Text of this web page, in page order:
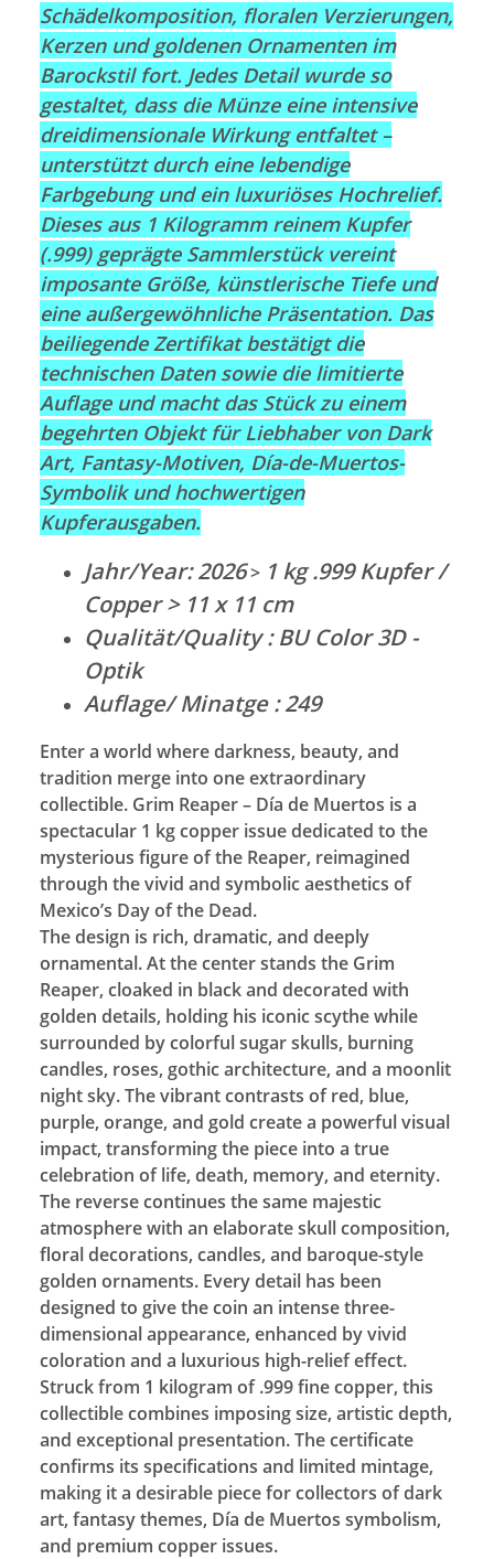
Schädelkomposition, floralen Verzierungen,
Kerzen und goldenen Ornamenten im
Barockstil fort. Jedes Detail wurde so
gestaltet, dass die Münze eine intensive
dreidimensionale Wirkung entfaltet –
unterstützt durch eine lebendige
Farbgebung und ein luxuriöses Hochrelief.
Dieses aus 1 Kilogramm reinem Kupfer
(.999) geprägte Sammlerstück vereint
imposante Größe, künstlerische Tiefe und
eine außergewöhnliche Präsentation. Das
beiliegende Zertifikat bestätigt die
technischen Daten sowie die limitierte
Auflage und macht das Stück zu einem
begehrten Objekt für Liebhaber von Dark
Art, Fantasy-Motiven, Día-de-Muertos-
Symbolik und hochwertigen
Kupferausgaben.
Jahr/Year: 2026> 1 kg .999 Kupfer /
Copper > 11 x 11 cm
Qualität/Quality : BU Color 3D -
Optik
Auflage/ Minatge : 249
Enter a world where darkness, beauty, and
tradition merge into one extraordinary
collectible. Grim Reaper – Día de Muertos is a
spectacular 1 kg copper issue dedicated to the
mysterious figure of the Reaper, reimagined
through the vivid and symbolic aesthetics of
Mexico’s Day of the Dead.
The design is rich, dramatic, and deeply
ornamental. At the center stands the Grim
Reaper, cloaked in black and decorated with
golden details, holding his iconic scythe while
surrounded by colorful sugar skulls, burning
candles, roses, gothic architecture, and a moonlit
night sky. The vibrant contrasts of red, blue,
purple, orange, and gold create a powerful visual
impact, transforming the piece into a true
celebration of life, death, memory, and eternity.
The reverse continues the same majestic
atmosphere with an elaborate skull composition,
floral decorations, candles, and baroque-style
golden ornaments. Every detail has been
designed to give the coin an intense three-
dimensional appearance, enhanced by vivid
coloration and a luxurious high-relief effect.
Struck from 1 kilogram of .999 fine copper, this
collectible combines imposing size, artistic depth,
and exceptional presentation. The certificate
confirms its specifications and limited mintage,
making it a desirable piece for collectors of dark
art, fantasy themes, Día de Muertos symbolism,
and premium copper issues.